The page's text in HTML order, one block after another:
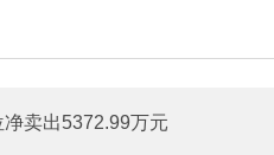
卖出5372.99万元